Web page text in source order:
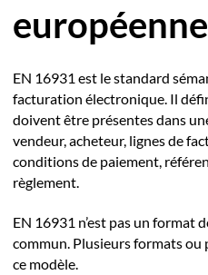
européenne
EN 16931 est le standard
facturation électronique. Il
doivent être présentes dans
vendeur, acheteur, lignes de
conditions de paiement,
règlement.
EN 16931 n’est pas un format
commun. Plusieurs formats ou
ce modèle.